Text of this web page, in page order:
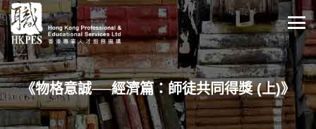
《物格意誠──經濟篇：師徒共同得獎 (上)》